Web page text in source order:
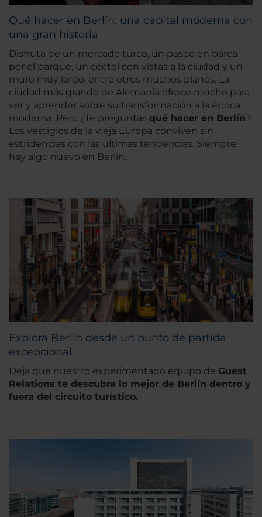
Qué hacer en Berlín: una capital moderna con
una gran historia
Disfruta de un mercado turco, un paseo en barca
por el parque, un cóctel con vistas a la ciudad y un
muro muy largo, entre otros muchos planes. La
ciudad más grande de Alemania ofrece mucho para
ver y aprender sobre su transformación a la época
moderna. Pero ¿Te preguntas qué hacer en Berlín?
Los vestigios de la vieja Europa conviven sin
estridencias con las últimas tendencias. Siempre
hay algo nuevo en Berlín.
Explora Berlín desde un punto de partida
excepcional
Deja que nuestro experimentado equipo de Guest
Relations te descubra lo mejor de Berlín dentro y
fuera del circuito turístico.